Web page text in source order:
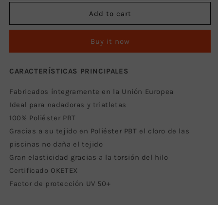
for
Mujer
for
Mujer
Add to cart
Buy it now
CARACTERÍSTICAS PRINCIPALES
Fabricados íntegramente en la Unión Europea
Ideal para nadadoras y triatletas
100% Poliéster PBT
Gracias a su tejido en Poliéster PBT el cloro de las
piscinas no daña el tejido
Gran elasticidad gracias a la torsión del hilo
Certificado OKETEX
Factor de protección UV 50+